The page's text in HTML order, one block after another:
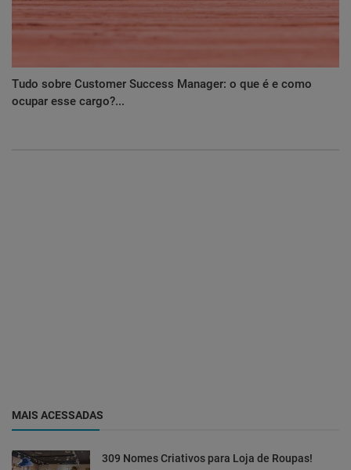
Tudo sobre Customer Success Manager: o que é e como
ocupar esse cargo?...
MAIS ACESSADAS
309 Nomes Criativos para Loja de Roupas!